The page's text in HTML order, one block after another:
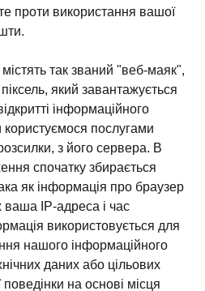
проти використання вашої
так званий "веб-маяк",
який завантажується
інформаційного
послугами
з його сервера. В
спочатку збирається
як інформація про браузер
ваша IP-адреса і час
використовується для
нашого інформаційного
даних або цільових
поведінки на основі місця